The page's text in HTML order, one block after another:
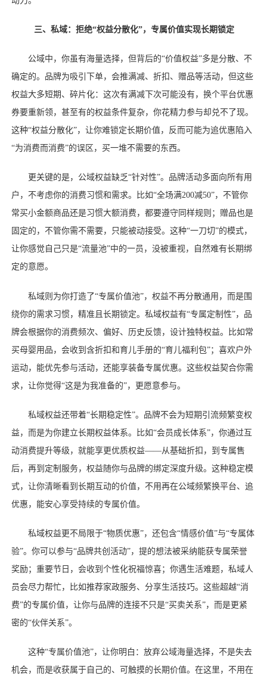
三、私域：拒绝“权益分散化”，专属价值实现长期锁定
公域中，你虽有海量选择，但背后的“价值权益”多是分散、不
确定的。品牌为吸引下单，会推满减、折扣、赠品等活动，但这些
权益大多短期、碎片化：这次有满减下次可能没有，换个平台优惠
券要重新领，甚至有的权益条件复杂，你花精力参与却兑不了现。
这种“权益分散化”，让你难锁定长期价值，反而可能为追优惠陷入
“为消费而消费”的误区，买一堆不需要的东西。
更关键的是，公域权益缺乏“针对性”。品牌活动多面向所有用
户，不考虑你的消费习惯和需求。比如“全场满200减50”，不管你
常买小金额商品还是习惯大额消费，都要遵守同样规则；赠品也是
固定的，不管你需不需要，只能被动接受。这种“一刀切”的模式，
让你感觉自己只是“流量池”中的一员，没被重视，自然难有长期绑
定的意愿。
私域则为你打造了“专属价值池”，权益不再分散通用，而是围
绕你的需求习惯，精准且长期锁定。私域权益有“专属定制性”，品
牌会根据你的消费频次、偏好、历史反馈，设计独特权益。比如常
买母婴用品，会收到含折扣和育儿手册的“育儿福利包”；喜欢户外
运动，能优先参与活动，还能享装备专属优惠。这些权益契合你需
求，让你觉得“这是为我准备的”，更愿意参与。
私域权益还带着“长期稳定性”。品牌不会为短期引流频繁变权
益，而是为你建立长期权益体系。比如“会员成长体系”，你通过互
动消费提升等级，就能享更优质权益——从基础折扣，到专属售
后，再到定制服务，权益随你与品牌的绑定深度升级。这种稳定模
式，让你清晰看到长期互动的价值，不用再在公域频繁换平台、追
优惠，能安心享受持续的专属价值。
私域权益更不局限于“物质优惠”，还包含“情感价值”与“专属体
验”。你可以参与“品牌共创活动”，提的想法被采纳能获专属荣誉
奖励；重要节日，会收到个性化祝福惊喜；你遇生活难题，私域人
员会尽力帮忙，比如推荐家政服务、分享生活技巧。这些超越“消
费”的专属价值，让你与品牌的连接不只是“买卖关系”，而是更紧
密的“伙伴关系”。
这种“专属价值池”，让你明白：放弃公域海量选择，不是失去
机会，而是收获属于自己的、可触摸的长期价值。在这里，不用在